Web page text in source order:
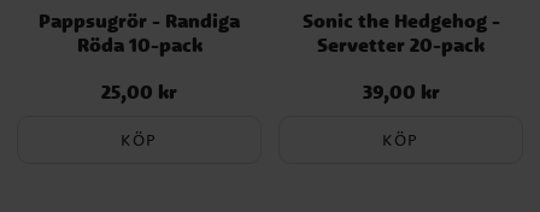
Pappsugrör - Randiga
Röda 10-pack
Pris:25,00 kr
25,00 kr
KÖP
Sonic the Hedgehog -
Servetter 20-pack
Pris:39,00 kr
39,00 kr
KÖP